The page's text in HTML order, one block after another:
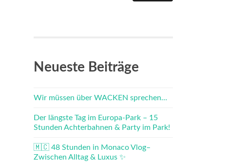
Neueste Beiträge
Wir müssen über WACKEN sprechen…
Der längste Tag im Europa-Park – 15
Stunden Achterbahnen & Party im Park!
🇲🇨 48 Stunden in Monaco Vlog–
Zwischen Alltag & Luxus ✨